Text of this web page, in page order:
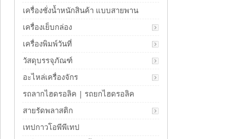
เครื่องชั่งน้ำหนักสินค้า แบบสายพาน
เครื่องเย็บกล่อง
เครื่องพิมพ์วันที่
วัสดุบรรจุภัณฑ์
อะไหล่เครื่องจักร
รถลากไฮดรอลิค | รถยกไฮดรอลิค
สายรัดพลาสติก
เทปกาวโอพีพีเทป